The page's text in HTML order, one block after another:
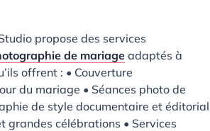
propose des services
de mariage adaptés à
offrent : • Couverture
du mariage • Séances photo de
de style documentaire et éditorial
grandes célébrations • Services